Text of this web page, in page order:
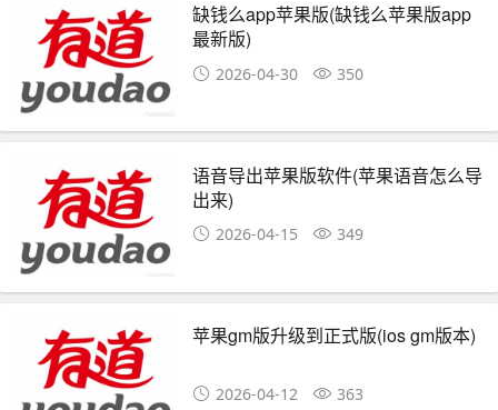
缺钱么app苹果版(缺钱么苹果版app
最新版)
2026-04-30 350
语音导出苹果版软件(苹果语音怎么导
出来)
2026-04-15 349
苹果gm版升级到正式版(ios gm版本)
2026-04-12 363